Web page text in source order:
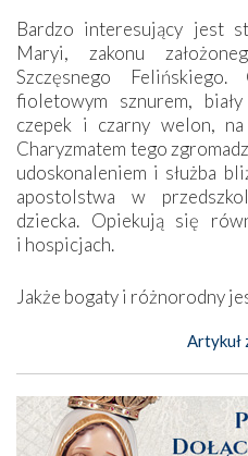
Bardzo interesujący jest
Maryi, zakonu
Szczęsnego
fioletowym sznurem,
czepek i czarny welon,
Charyzmatem tego
udoskonaleniem i służba
apostolstwa w
dziecka. Opiekują się
i hospicjach.
Jakże bogaty i różnorodny
Artykuł